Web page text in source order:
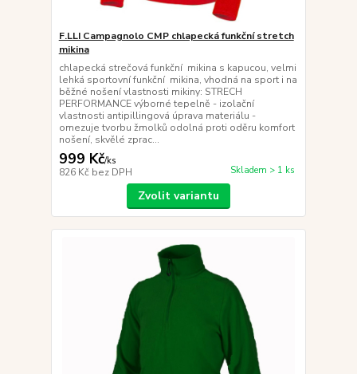
F.LLI Campagnolo CMP chlapecká funkční stretch
mikina
chlapecká strečová funkční mikina s kapucou, velmi
lehká sportovní funkční mikina, vhodná na sport i na
běžné nošení vlastnosti mikiny: STRECH
PERFORMANCE výborné tepelně - izolační
vlastnosti antipillingová úprava materiálu -
omezuje tvorbu žmolků odolná proti oděru komfort
nošení, skvělé zprac...
999 Kč/ks
826 Kč bez DPH Skladem > 1 ks
Zvolit variantu